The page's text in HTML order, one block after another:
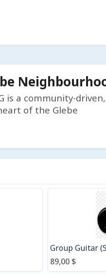
is a community-
of the Glebe
Group Guitar
89,00 $